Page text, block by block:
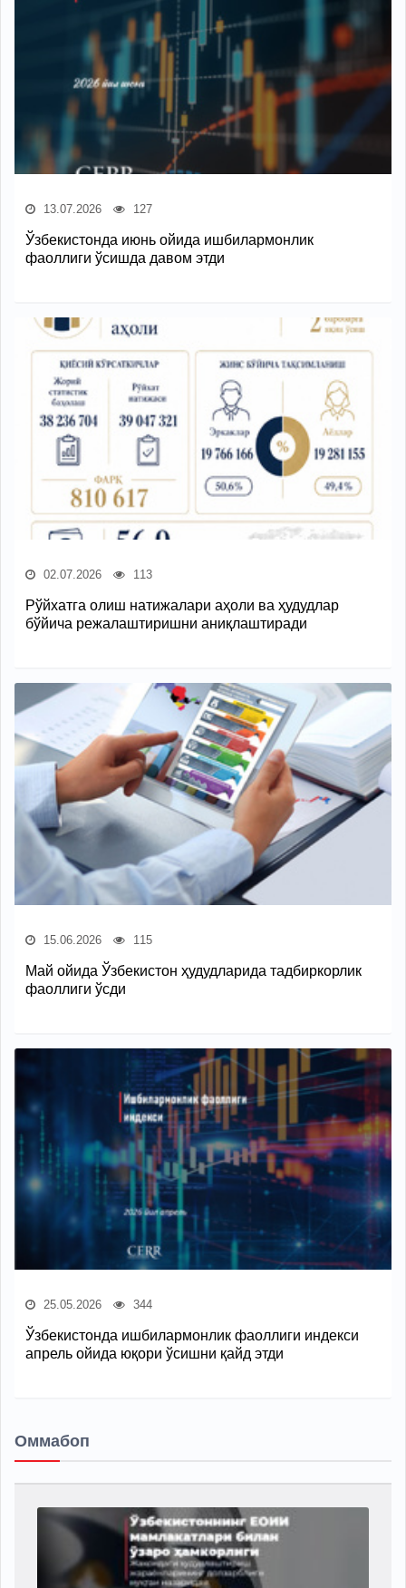
13.07.2026 127
Ўзбекистонда июнь ойида ишбилармонлик
фаоллиги ўсишда давом этди
02.07.2026 113
Рўйхатга олиш натижалари аҳоли ва ҳудудлар
бўйича режалаштиришни аниқлаштиради
15.06.2026 115
Май ойида Ўзбекистон ҳудудларида тадбиркорлик
фаоллиги ўсди
25.05.2026 344
Ўзбекистонда ишбилармонлик фаоллиги индекси
апрель ойида юқори ўсишни қайд этди
Оммабоп